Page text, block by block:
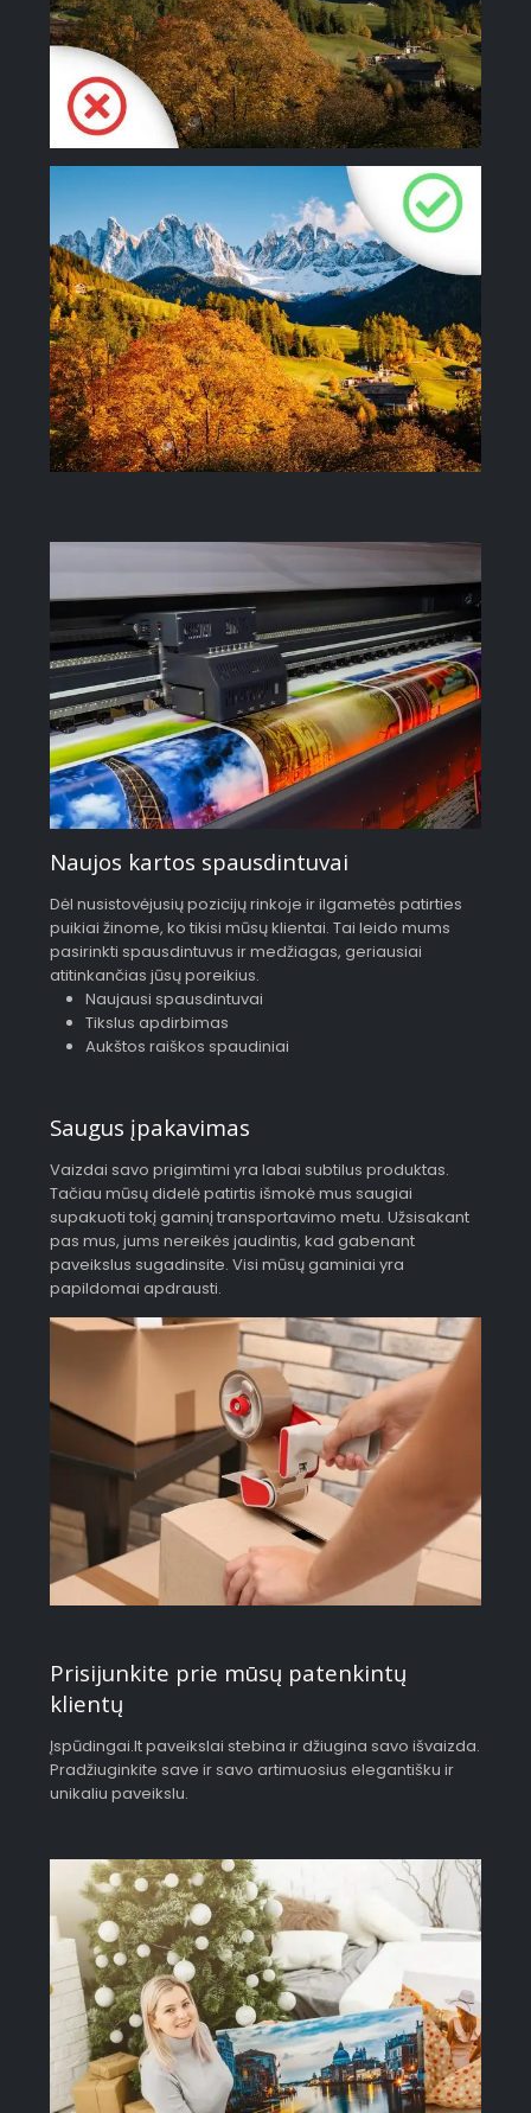
Naujos kartos spausdintuvai
Dėl nusistovėjusių pozicijų rinkoje ir ilgametės patirties
puikiai žinome, ko tikisi mūsų klientai. Tai leido mums
pasirinkti spausdintuvus ir medžiagas, geriausiai
atitinkančias jūsų poreikius.
Naujausi spausdintuvai
Tikslus apdirbimas
Aukštos raiškos spaudiniai
Saugus įpakavimas
Vaizdai savo prigimtimi yra labai subtilus produktas.
Tačiau mūsų didelė patirtis išmokė mus saugiai
supakuoti tokį gaminį transportavimo metu. Užsisakant
pas mus, jums nereikės jaudintis, kad gabenant
paveikslus sugadinsite. Visi mūsų gaminiai yra
papildomai apdrausti.
Prisijunkite prie mūsų patenkintų
klientų
Įspūdingai.lt paveikslai stebina ir džiugina savo išvaizda.
Pradžiuginkite save ir savo artimuosius elegantišku ir
unikaliu paveikslu.